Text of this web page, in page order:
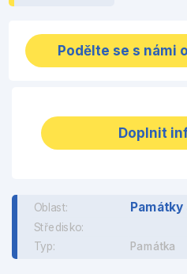
Podělte se s námi
Doplnit
Oblast:
Středisko:
Typ:
Památka